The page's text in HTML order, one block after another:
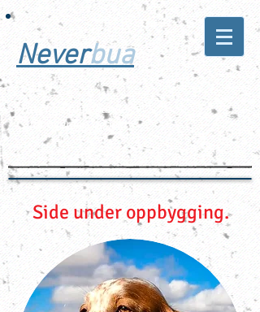
Neverbua
Trivelige fuglehunder
- for hverdag og jakt
Side under oppbygging.